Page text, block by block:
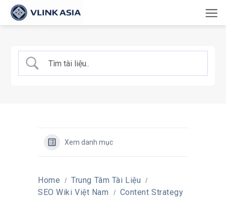
qua
dung
Xem danh mục
Home
Trung Tâm Tài Liệu
SEO Wiki Việt Nam
Content Strategy